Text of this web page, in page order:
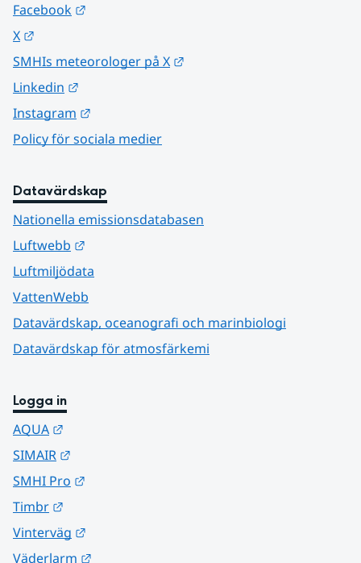
Facebook
X
SMHIs meteorologer på X
Linkedin
Instagram
Policy för sociala medier
Datavärdskap
Nationella emissionsdatabasen
Luftwebb
Luftmiljödata
VattenWebb
Datavärdskap, oceanografi och marinbiologi
Datavärdskap för atmosfärkemi
Logga in
AQUA
SIMAIR
SMHI Pro
Timbr
Vinterväg
Väderlarm